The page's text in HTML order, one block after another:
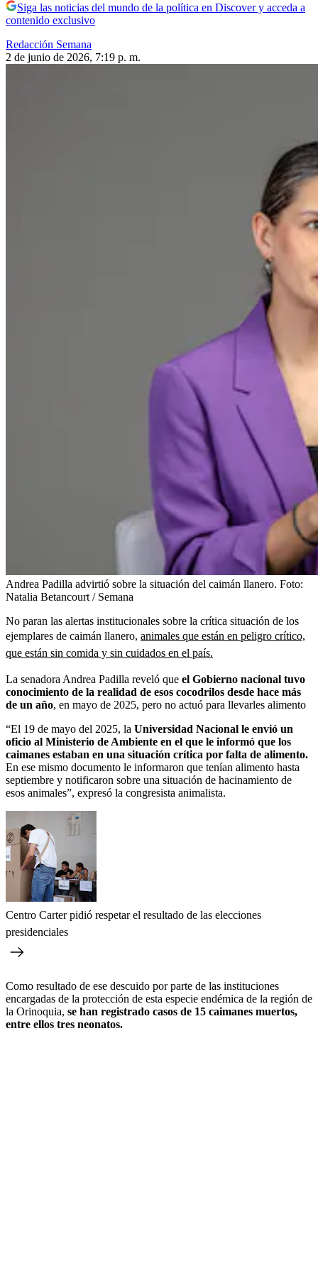
Siga las noticias del mundo de la política en Discover y acceda a
contenido exclusivo
Redacción Semana
2 de junio de 2026, 7:19 p. m.
Andrea Padilla advirtió sobre la situación del caimán llanero. Foto:
Natalia Betancourt / Semana
No paran las alertas institucionales sobre la crítica situación de los
ejemplares de caimán llanero, animales que están en peligro crítico,
que están sin comida y sin cuidados en el país.
La senadora Andrea Padilla reveló que el Gobierno nacional tuvo
conocimiento de la realidad de esos cocodrilos desde hace más
de un año, en mayo de 2025, pero no actuó para llevarles alimento
“El 19 de mayo del 2025, la Universidad Nacional le envió un
oficio al Ministerio de Ambiente en el que le informó que los
caimanes estaban en una situación crítica por falta de alimento.
En ese mismo documento le informaron que tenían alimento hasta
septiembre y notificaron sobre una situación de hacinamiento de
esos animales”, expresó la congresista animalista.
Centro Carter pidió respetar el resultado de las elecciones
presidenciales
Como resultado de ese descuido por parte de las instituciones
encargadas de la protección de esta especie endémica de la región de
la Orinoquia, se han registrado casos de 15 caimanes muertos,
entre ellos tres neonatos.